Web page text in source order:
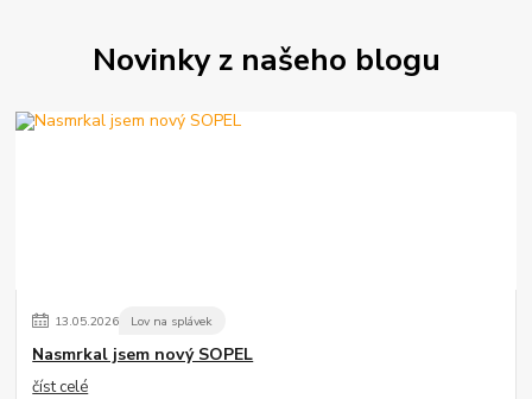
Novinky z našeho blogu
13.05.2026 Lov na splávek
Nasmrkal jsem nový SOPEL
číst celé